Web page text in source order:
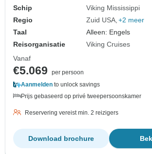
Schip
Viking Mississippi
Regio
Zuid USA +2 meer
Taal
Alleen: Engels
Reisorganisatie
Viking Cruises
Vanaf
€5.069
per persoon
Aanmelden to unlock savings
Prijs gebaseerd op privé tweepersoonskamer
Reservering vereist min. 2 reizigers
Download brochure